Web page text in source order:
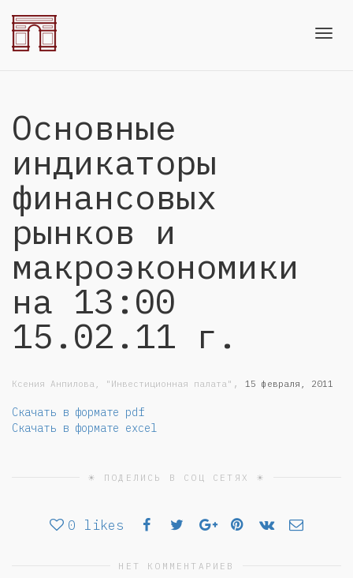
Основные
индикаторы
финансовых
рынков и
макроэкономики
на 13:00
15.02.11 г.
Ксения Анпилова, "Инвестиционная палата" , 15 февраля, 2011
Скачать в формате pdf
Скачать в формате excel
☀ ПОДЕЛИСЬ В СОЦ СЕТЯХ ☀
0 likes
НЕТ КОММЕНТАРИЕВ